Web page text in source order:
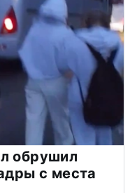
обрушил
с места